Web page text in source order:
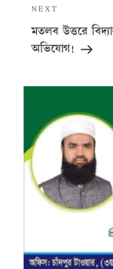
Next
Post
NEXT
মতলব উত্তরে
অভিযোগ!